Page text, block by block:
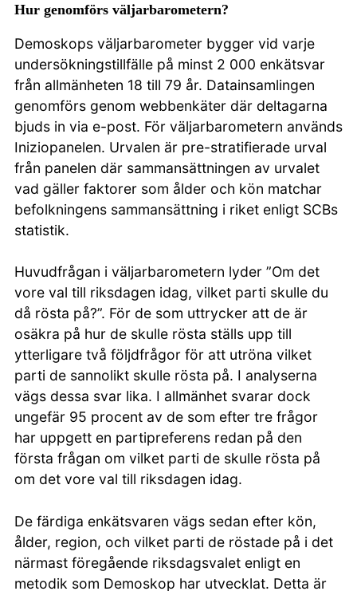
Hur genomförs väljarbarometern?
Demoskops väljarbarometer bygger vid varje
undersökningstillfälle på minst 2 000 enkätsvar
från allmänheten 18 till 79 år. Datainsamlingen
genomförs genom webbenkäter där deltagarna
bjuds in via e-post. För väljarbarometern används
Iniziopanelen. Urvalen är pre-stratifierade urval
från panelen där sammansättningen av urvalet
vad gäller faktorer som ålder och kön matchar
befolkningens sammansättning i riket enligt SCBs
statistik.
Huvudfrågan i väljarbarometern lyder ”Om det
vore val till riksdagen idag, vilket parti skulle du
då rösta på?”. För de som uttrycker att de är
osäkra på hur de skulle rösta ställs upp till
ytterligare två följdfrågor för att utröna vilket
parti de sannolikt skulle rösta på. I analyserna
vägs dessa svar lika. I allmänhet svarar dock
ungefär 95 procent av de som efter tre frågor
har uppgett en partipreferens redan på den
första frågan om vilket parti de skulle rösta på
om det vore val till riksdagen idag.
De färdiga enkätsvaren vägs sedan efter kön,
ålder, region, och vilket parti de röstade på i det
närmast föregående riksdagsvalet enligt en
metodik som Demoskop har utvecklat. Detta är